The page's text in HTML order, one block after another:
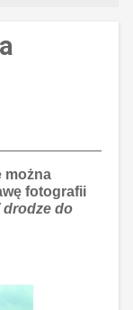
można
fotografii
drodze do